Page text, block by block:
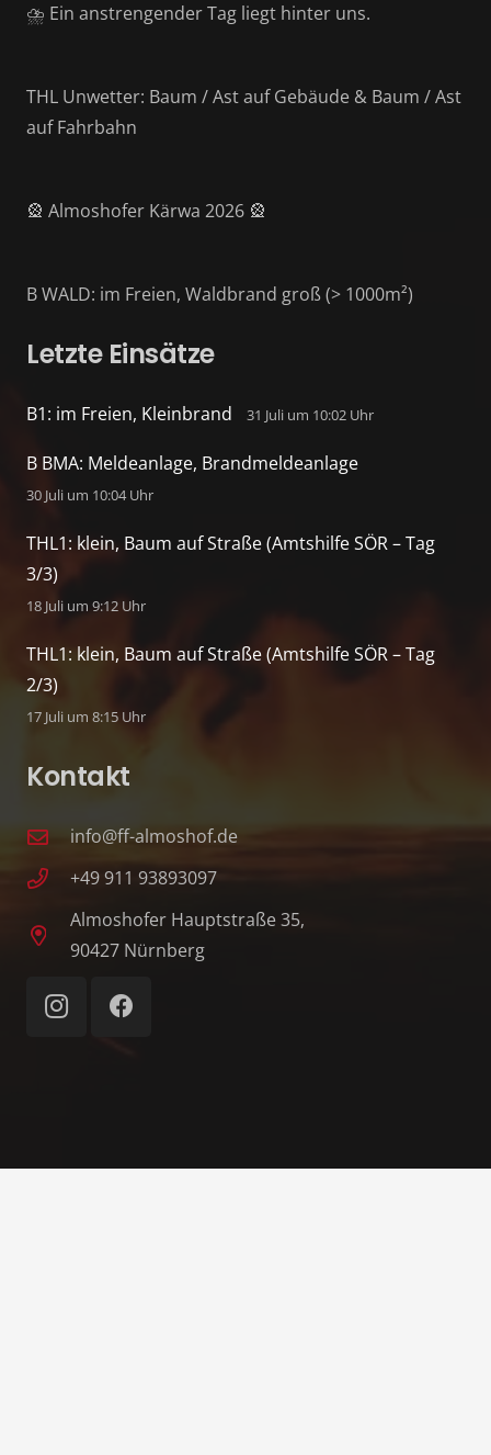
⛈️ Ein anstrengender Tag liegt hinter uns.
THL Unwetter: Baum / Ast auf Gebäude & Baum / Ast
auf Fahrbahn
🎡 Almoshofer Kärwa 2026 🎡
B WALD: im Freien, Waldbrand groß (> 1000m²)
Letzte Einsätze
B1: im Freien, Kleinbrand 31 Juli um 10:02 Uhr
B BMA: Meldeanlage, Brandmeldeanlage
30 Juli um 10:04 Uhr
THL1: klein, Baum auf Straße (Amtshilfe SÖR – Tag
3/3)
18 Juli um 9:12 Uhr
THL1: klein, Baum auf Straße (Amtshilfe SÖR – Tag
2/3)
17 Juli um 8:15 Uhr
Kontakt
info@ff-almoshof.de
+49 911 93893097
Almoshofer Hauptstraße 35,
90427 Nürnberg